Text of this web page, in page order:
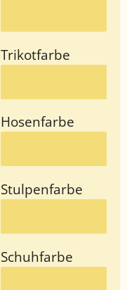
Trikotfarbe
Hosenfarbe
Stulpenfarbe
Schuhfarbe